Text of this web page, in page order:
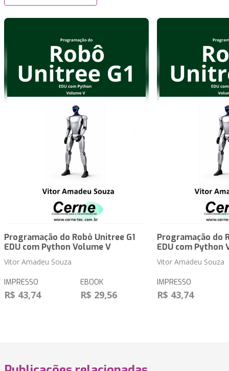
Programação do Robô Unitree G1
EDU com Python Volume V
Vitor Amadeu Souza
IMPRESSO
R$ 43,74
EBOOK
R$ 29,56
Programação do
EDU com Python
Vitor Amadeu Souza
IMPRESSO
R$ 43,74